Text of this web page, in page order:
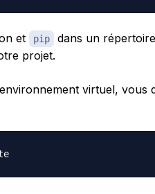
et pip dans un
projet.
virtuel, vous
/bin/activate